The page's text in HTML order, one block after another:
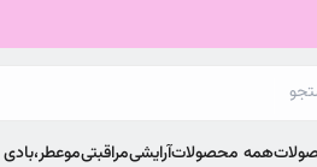
همه محصولاتآرایشیمراقبتیمو